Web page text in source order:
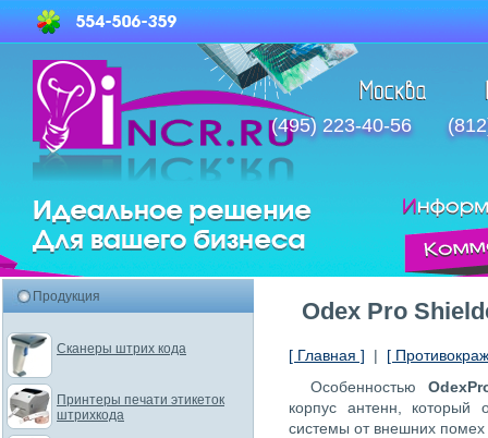
(495) 223-40-56
Odex Pro
[ Главная ] | [
Особенностью
корпус антенн, который
системы от внешних
Продукция
Сканеры штрих кода
Принтеры печати этикеток
штрихкода